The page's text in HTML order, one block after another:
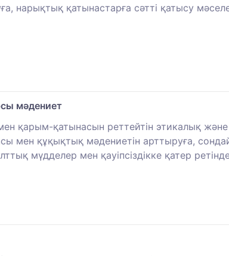
нарықтық қатынастарға сәтті қатысу
мәдениет
қарым-қатынасын реттейтін этикалық және
мен құқықтық мәдениетін арттыруға,
мүдделер мен қауіпсіздікке қатер